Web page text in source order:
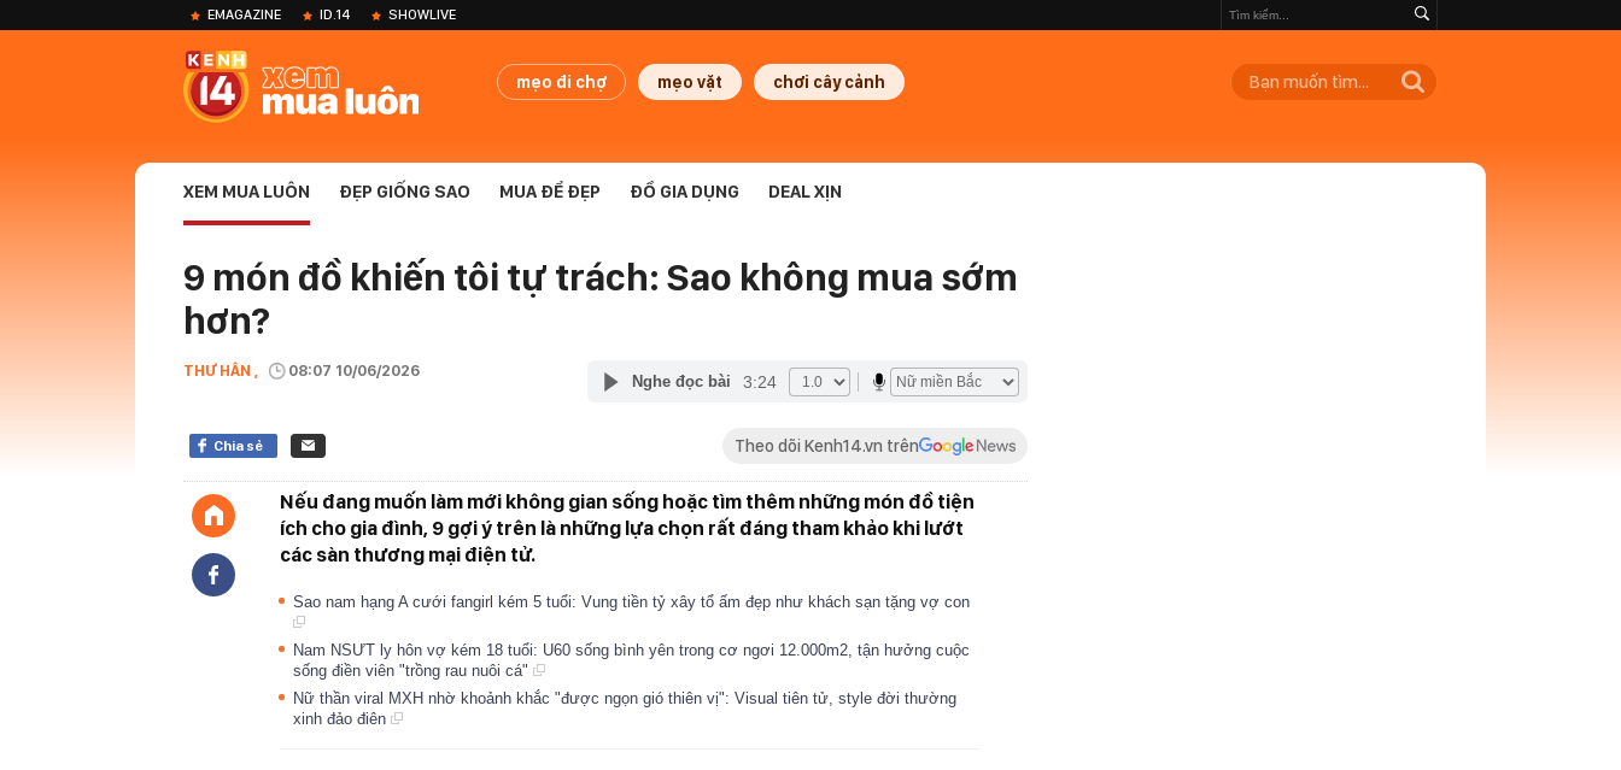
EMAGAZINE ID.14 SHOWLIVE
mẹo đi chợ mẹo vặt chơi cây cảnh
XEM MUA LUÔN ĐẸP GIỐNG SAO MUA ĐỂ ĐẸP ĐỒ GIA DỤNG DEAL XỊN
9 món đồ khiến tôi tự trách: Sao không mua sớm
hơn?
THƯ HÂN , 08:07 10/06/2026
Nghe đọc bài 3:24
Chia sẻ Theo dõi Kenh14.vn trên
Nếu đang muốn làm mới không gian sống hoặc tìm thêm những món đồ tiện
ích cho gia đình, 9 gợi ý trên là những lựa chọn rất đáng tham khảo khi lướt
các sàn thương mại điện tử.
Sao nam hạng A cưới fangirl kém 5 tuổi: Vung tiền tỷ xây tổ ấm đẹp như khách sạn tặng vợ con
Nam NSƯT ly hôn vợ kém 18 tuổi: U60 sống bình yên trong cơ ngơi 12.000m2, tận hưởng cuộc
sống điền viên "trồng rau nuôi cá"
Nữ thần viral MXH nhờ khoảnh khắc "được ngọn gió thiên vị": Visual tiên tử, style đời thường
xinh đảo điên